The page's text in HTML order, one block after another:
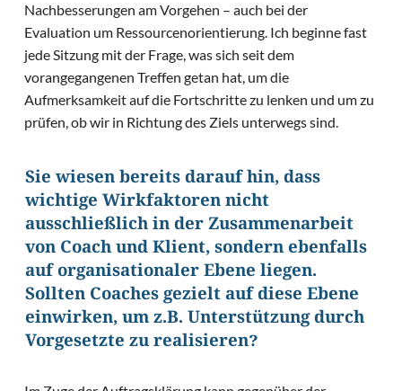
Nachbesserungen am Vorgehen – auch bei der
Evaluation um Ressourcenorientierung. Ich beginne fast
jede Sitzung mit der Frage, was sich seit dem
vorangegangenen Treffen getan hat, um die
Aufmerksamkeit auf die Fortschritte zu lenken und um zu
prüfen, ob wir in Richtung des Ziels unterwegs sind.
Sie wiesen bereits darauf hin, dass
wichtige Wirkfaktoren nicht
ausschließlich in der Zusammenarbeit
von Coach und Klient, sondern ebenfalls
auf organisationaler Ebene liegen.
Sollten Coaches gezielt auf diese Ebene
einwirken, um z.B. Unterstützung durch
Vorgesetzte zu realisieren?